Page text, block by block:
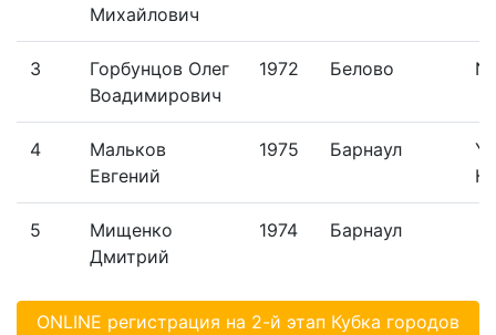
Михайлович
3
Горбунцов Олег
Воадимирович
1972 Белово
4
Мальков
Евгений
1975 Барнаул
5
Мищенко
Дмитрий
1974 Барнаул
ONLINE регистрация на 2-й этап Кубка городов